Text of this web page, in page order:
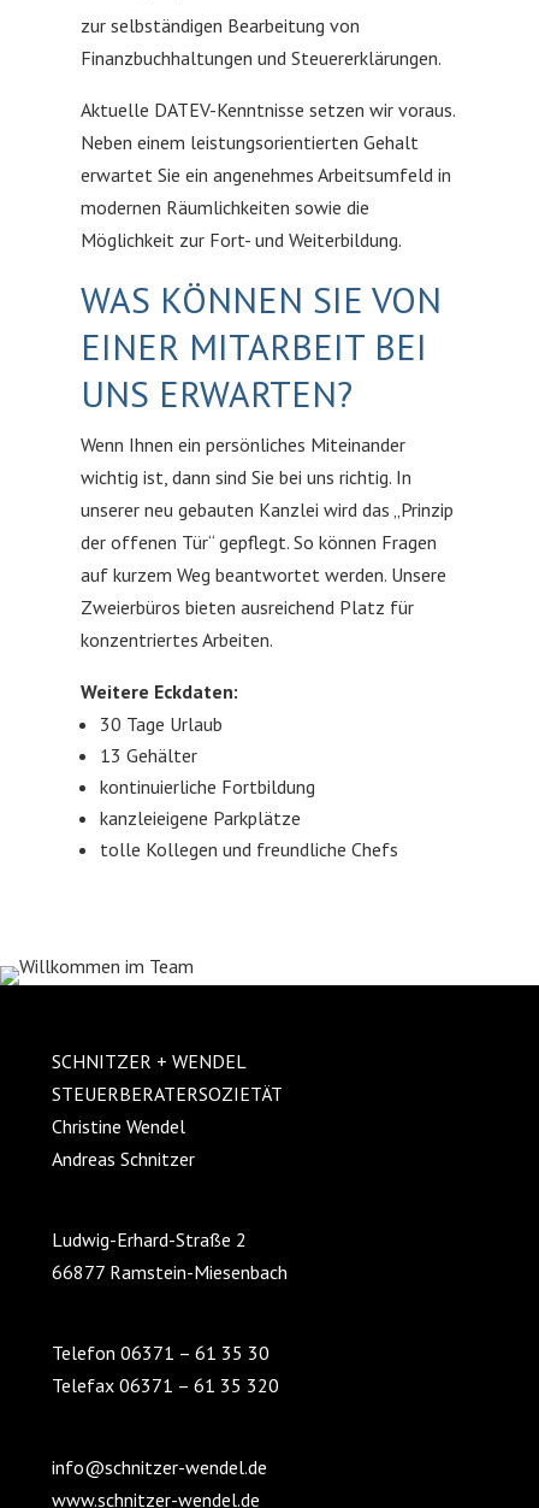
zur selbständigen Bearbeitung von
Finanzbuchhaltungen und Steuererklärungen.
Aktuelle DATEV-Kenntnisse setzen wir voraus.
Neben einem leistungsorientierten Gehalt
erwartet Sie ein angenehmes Arbeitsumfeld in
modernen Räumlichkeiten sowie die
Möglichkeit zur Fort- und Weiterbildung.
WAS KÖNNEN SIE VON
EINER MITARBEIT BEI
UNS ERWARTEN?
Wenn Ihnen ein persönliches Miteinander
wichtig ist, dann sind Sie bei uns richtig. In
unserer neu gebauten Kanzlei wird das „Prinzip
der offenen Tür“ gepflegt. So können Fragen
auf kurzem Weg beantwortet werden. Unsere
Zweierbüros bieten ausreichend Platz für
konzentriertes Arbeiten.
Weitere Eckdaten:
30 Tage Urlaub
13 Gehälter
kontinuierliche Fortbildung
kanzleieigene Parkplätze
tolle Kollegen und freundliche Chefs
SCHNITZER + WENDEL
STEUERBERATERSOZIETÄT
Christine Wendel
Andreas Schnitzer
Ludwig-Erhard-Straße 2
66877 Ramstein-Miesenbach
Telefon 06371 – 61 35 30
Telefax 06371 – 61 35 320
info@schnitzer-wendel.de
www.schnitzer-wendel.de